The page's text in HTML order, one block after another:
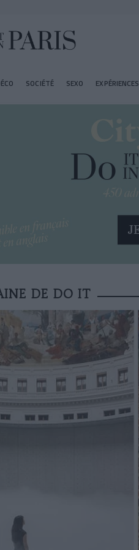
SOCIÉTÉ SEXO EXPÉRIENCES
DE DO IT